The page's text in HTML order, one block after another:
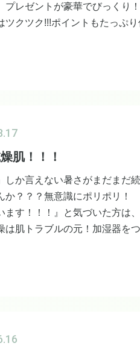
プレゼントが豪華でびっくり！
ツクツク!!!ポイントもたっぷ
肌！！！
しか言えない暑さがまだまだ
か？？？無意識にポリポリ！
ます！！！』と気づいた方は
は肌トラブルの元！加湿器を